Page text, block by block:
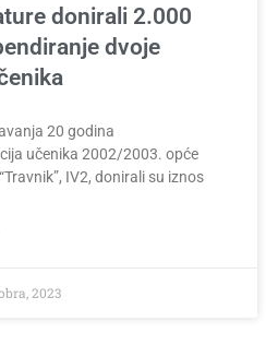
donirali 2.000
dvoje
20 godina
učenika 2002/2003. opće
IV2, donirali su iznos
2023